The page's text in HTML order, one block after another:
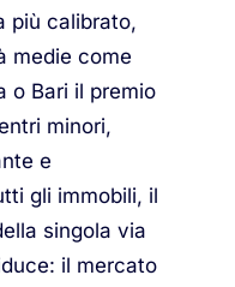
più calibrato,
medie come
o Bari il premio
minori,
e
gli immobili, il
singola via
il mercato